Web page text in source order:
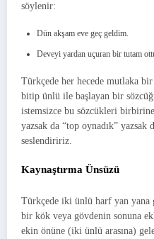
söylenir:
Dün akşam eve geç geldim.
Deveyi yardan uçuran bir tutam
Türkçede her hecede mutlaka
bitip ünlü ile başlayan bir
istemsizce bu sözcükleri
yazsak da “top oynadık” yazsak
seslendiririz.
Kaynaştırma Ünsüzü
Türkçede iki ünlü harf yan yana
bir kök veya gövdenin sonuna
ekin önüne (iki ünlü arasına)